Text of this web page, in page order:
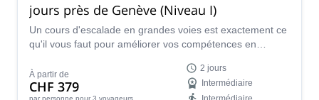
jours près de Genève (Niveau I)
Un cours d'escalade en grandes voies est exactement ce
qu'il vous faut pour améliorer vos compétences en
instructeur d'escalade certifié de Suisse.
À partir de
CHF 379
par personne pour 3 voyageurs
2 jours
Intermédiaire